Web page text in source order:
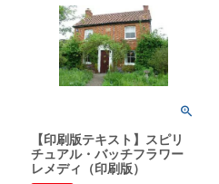
【印刷版テキスト】スピリ
チュアル・バッチフラワー
レメディ（印刷版）